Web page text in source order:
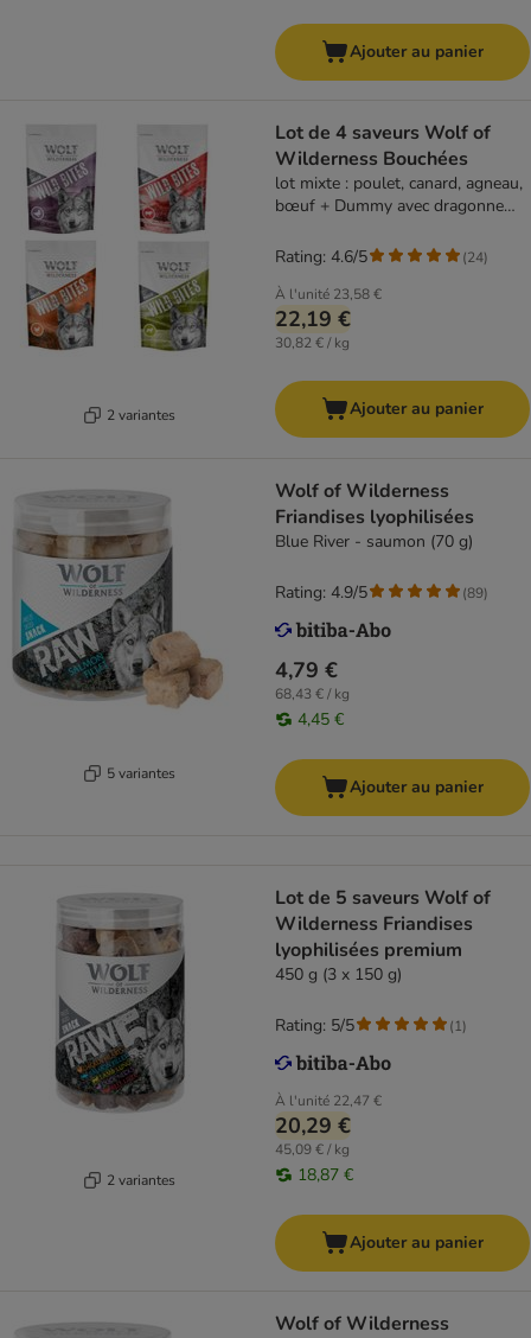
Ajouter au panier
2 variantes
Lot de 4 saveurs Wolf of
Wilderness Bouchées
lot mixte : poulet, canard, agneau,
bœuf + Dummy avec dragonne
À l'unité 23,58 €
22,19 €
30,82 € / kg
Rating: 4.6/5 (24)
Ajouter au panier
5 variantes
Wolf of Wilderness
Friandises lyophilisées
Blue River - saumon (70 g)
4,79 €
68,43 € / kg
4,45 €
Rating: 4.9/5 (89)
Ajouter au panier
2 variantes
Lot de 5 saveurs Wolf of
Wilderness Friandises
lyophilisées premium
450 g (3 x 150 g)
À l'unité 22,47 €
20,29 €
45,09 € / kg
18,87 €
Rating: 5/5 (1)
Ajouter au panier
Wolf of Wilderness